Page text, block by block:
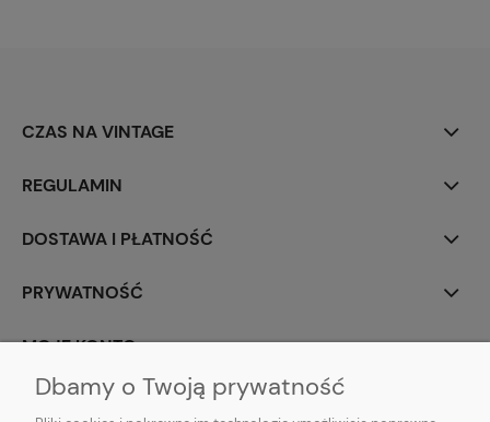
CZAS NA VINTAGE
REGULAMIN
DOSTAWA I PŁATNOŚĆ
PRYWATNOŚĆ
MOJE KONTO
PARTNERZY
Dbamy o Twoją prywatność